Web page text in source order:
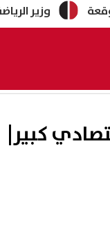
وزير الرياضة يدعم
كبير|